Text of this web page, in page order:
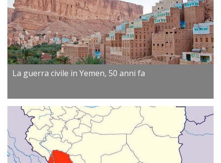
La guerra civile in Yemen, 50 anni fa